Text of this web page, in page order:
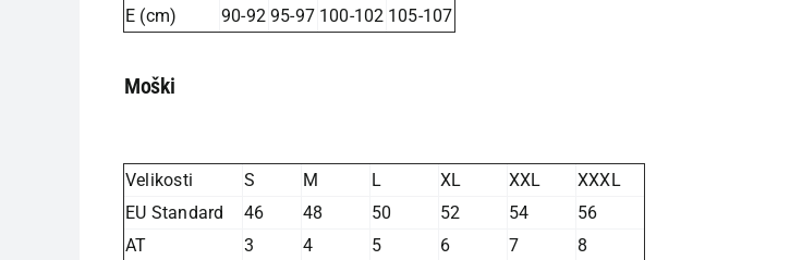
E (cm)
90-92 95-97 100-102 105-107
Moški
Velikosti S M L XL XXL
XXXL
EU Standard
46 48 50 52 54
56
AT
3 4 5 6 7
8